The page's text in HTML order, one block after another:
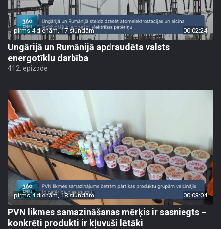
pirms 4 dienām, 17 stundām 00:02:24
Ungārijā un Rumānijā apdraudēta valsts
energotīklu darbība
412. epizode
pirms 4 dienām, 18 stundām 00:03:04
PVN likmes samazināšanas mērķis ir sasniegts –
konkrēti produkti ir kļuvuši lētāki